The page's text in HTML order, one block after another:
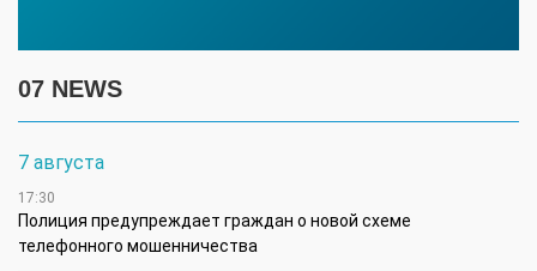
07 NEWS
7 августа
17:30
Полиция предупреждает граждан о новой схеме
телефонного мошенничества